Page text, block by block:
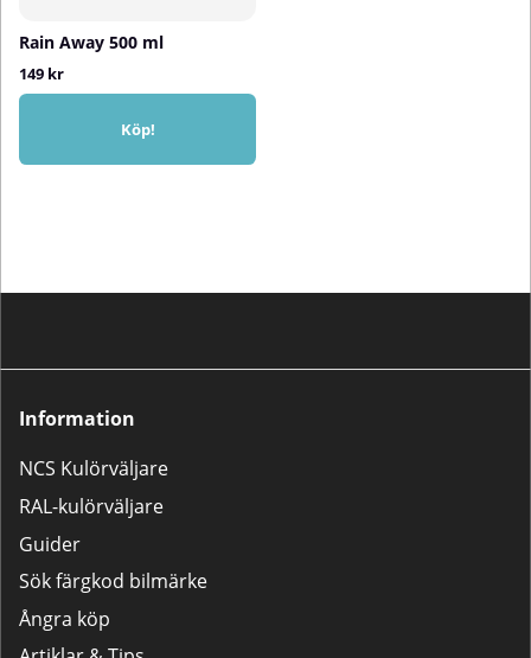
Rain Away 500 ml
149 kr
Köp!
Information
NCS Kulörväljare
RAL-kulörväljare
Guider
Sök färgkod bilmärke
Ångra köp